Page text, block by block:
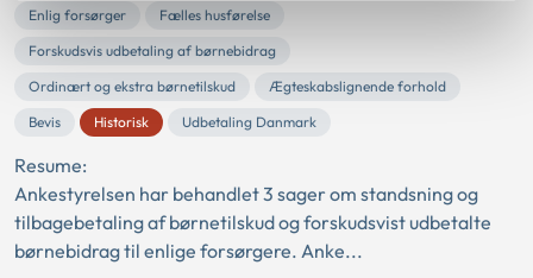
Enlig forsørger
Fælles husførelse
Forskudsvis udbetaling af børnebidrag
Ordinært og ekstra børnetilskud
Ægteskabslignende forhold
Bevis
Historisk Udbetaling Danmark
Resume:
Ankestyrelsen har behandlet 3 sager om standsning og
tilbagebetaling af børnetilskud og forskudsvist udbetalte
børnebidrag til enlige forsørgere. Anke...